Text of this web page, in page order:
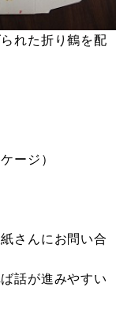
れた折り鶴を配
ージ）
さんにお問い合
話が進みやすい